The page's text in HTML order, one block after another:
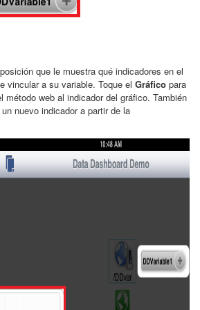
que le muestra qué indicadores en el
vincular a su variable. Toque el Gráfico para
método web al indicador del gráfico. También
nuevo indicador a partir de la